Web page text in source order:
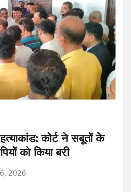
कोर्ट ने सबूतों के
को किया बरी
2026